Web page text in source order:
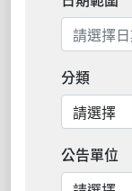
分類
公告單位